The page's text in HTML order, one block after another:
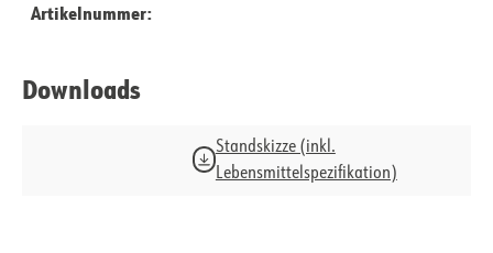
Artikelnummer:
Downloads
Standskizze (inkl.
Lebensmittelspezifikation)